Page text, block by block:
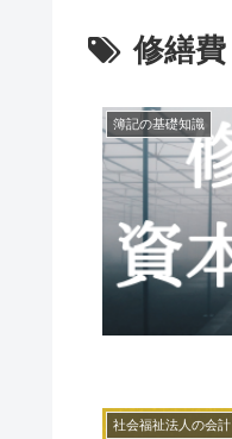
修繕費
簿記の基礎知識
社会福祉法人の会計